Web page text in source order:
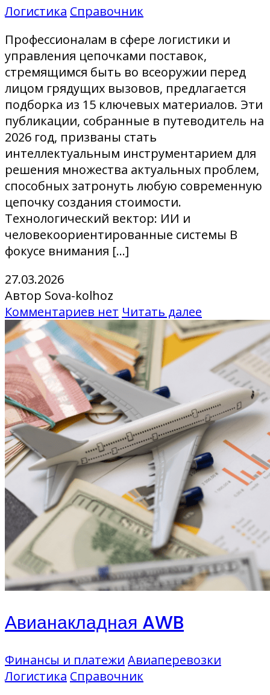
Логистика Справочник
Профессионалам в сфере логистики и
управления цепочками поставок,
стремящимся быть во всеоружии перед
лицом грядущих вызовов, предлагается
подборка из 15 ключевых материалов. Эти
публикации, собранные в путеводитель на
2026 год, призваны стать
интеллектуальным инструментарием для
решения множества актуальных проблем,
способных затронуть любую современную
цепочку создания стоимости.
Технологический вектор: ИИ и
человекоориентированные системы В
фокусе внимания […]
27.03.2026
Автор Sova-kolhoz
Комментариев нет Читать далее
Авианакладная AWB
Финансы и платежи Авиаперевозки
Логистика Справочник